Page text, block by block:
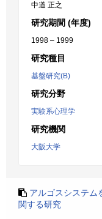
中道 正之
研究期間 (年度)
1998 – 1999
研究種目
基盤研究(B)
研究分野
実験系心理学
研究機関
大阪大学
アルゴスシステム
関する研究